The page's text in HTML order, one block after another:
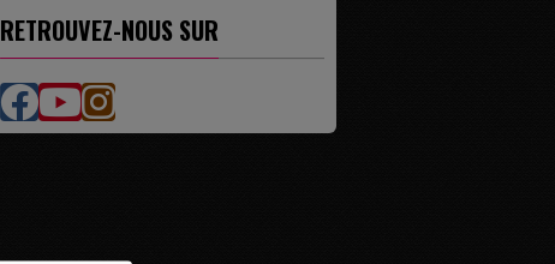
RETROUVEZ-NOUS SUR